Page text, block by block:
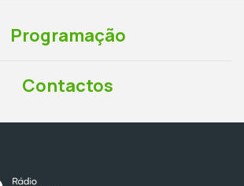
Programação
Contactos